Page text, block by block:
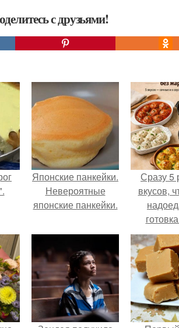
с друзьями!
Японские панкейки.
Невероятные
японские панкейки.
Сразу 5
вкусов,